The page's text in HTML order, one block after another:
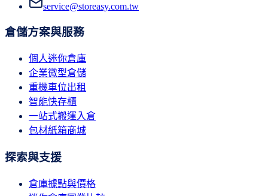
service@storeasy.com.tw
倉儲方案與服務
個人迷你倉庫
企業微型倉儲
重機車位出租
智能快存櫃
一站式搬運入倉
包材紙箱商城
探索與支援
倉庫據點與價格